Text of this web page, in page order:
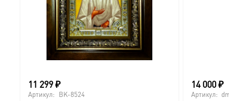
11 299₽
Артикул: BK-8524
14 000₽
Артикул: